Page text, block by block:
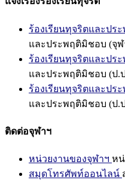
ร้องเรียนทุจริตและปร
และประพฤติมิชอบ (จุฬ
ร้องเรียนทุจริตและปร
และประพฤติมิชอบ (ป.
ร้องเรียนทุจริตและปร
และประพฤติมิชอบ (ป.
ติดต่อจุฬาฯ
หน่วยงานของจุฬาฯ ห
สมุดโทรศัพท์ออนไลน์